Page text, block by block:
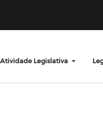
Atividade Legislativa